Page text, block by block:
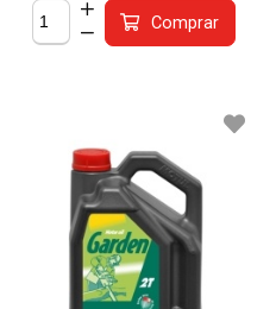
Comprar